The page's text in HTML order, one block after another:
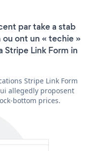
par take a stab
ont un « techie »
Link Form in
Stripe Link Form
allegedly proposent
bottom prices.